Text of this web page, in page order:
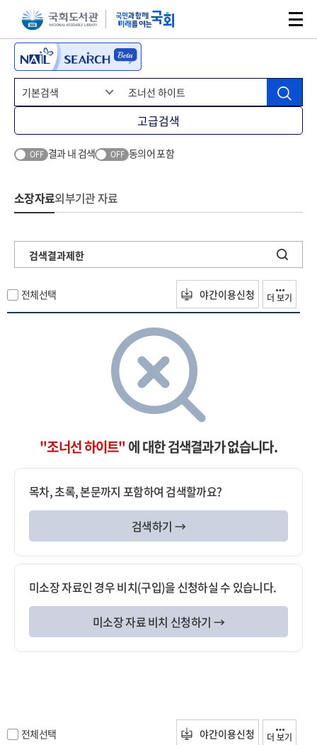
본문 바로가기주메뉴 바로가기
고급검색
OFF 결과 내 검색 OFF 동의어 포함
소장자료외부기관 자료
검색결과제한
전체선택 야간이용신청 더 보기
"조너선 하이트"에 대한 검색결과가 없습니다.
목차, 초록, 본문까지 포함하여 검색할까요?
검색하기 →
미소장 자료인 경우 비치(구입)을 신청하실 수 있습니다.
미소장 자료 비치 신청하기 →
전체선택 야간이용신청 더 보기